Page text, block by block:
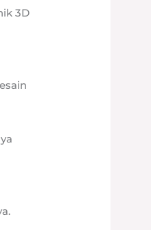
3D